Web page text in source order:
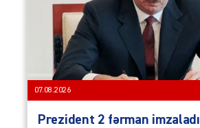
07.08.2026
Prezident 2 fərman imzaladı